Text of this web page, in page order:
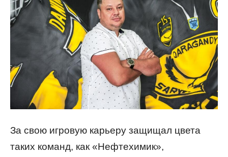
За свою игровую карьеру защищал цвета
таких команд, как «Нефтехимик»,